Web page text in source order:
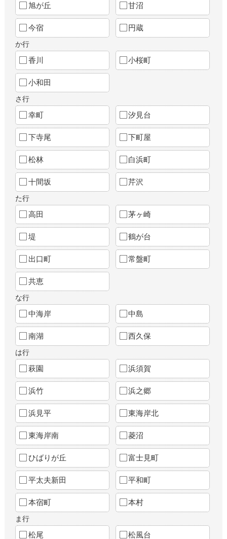
旭が丘 甘沼
今宿 円蔵
か行
香川 小桜町
小和田
さ行
幸町 汐見台
下寺尾 下町屋
松林 白浜町
十間坂 芹沢
た行
高田 茅ヶ崎
堤 鶴が台
出口町 常盤町
共恵
な行
中海岸 中島
南湖 西久保
は行
萩園 浜須賀
浜竹 浜之郷
浜見平 東海岸北
東海岸南 菱沼
ひばりが丘 富士見町
平太夫新田 平和町
本宿町 本村
ま行
松尾 松風台